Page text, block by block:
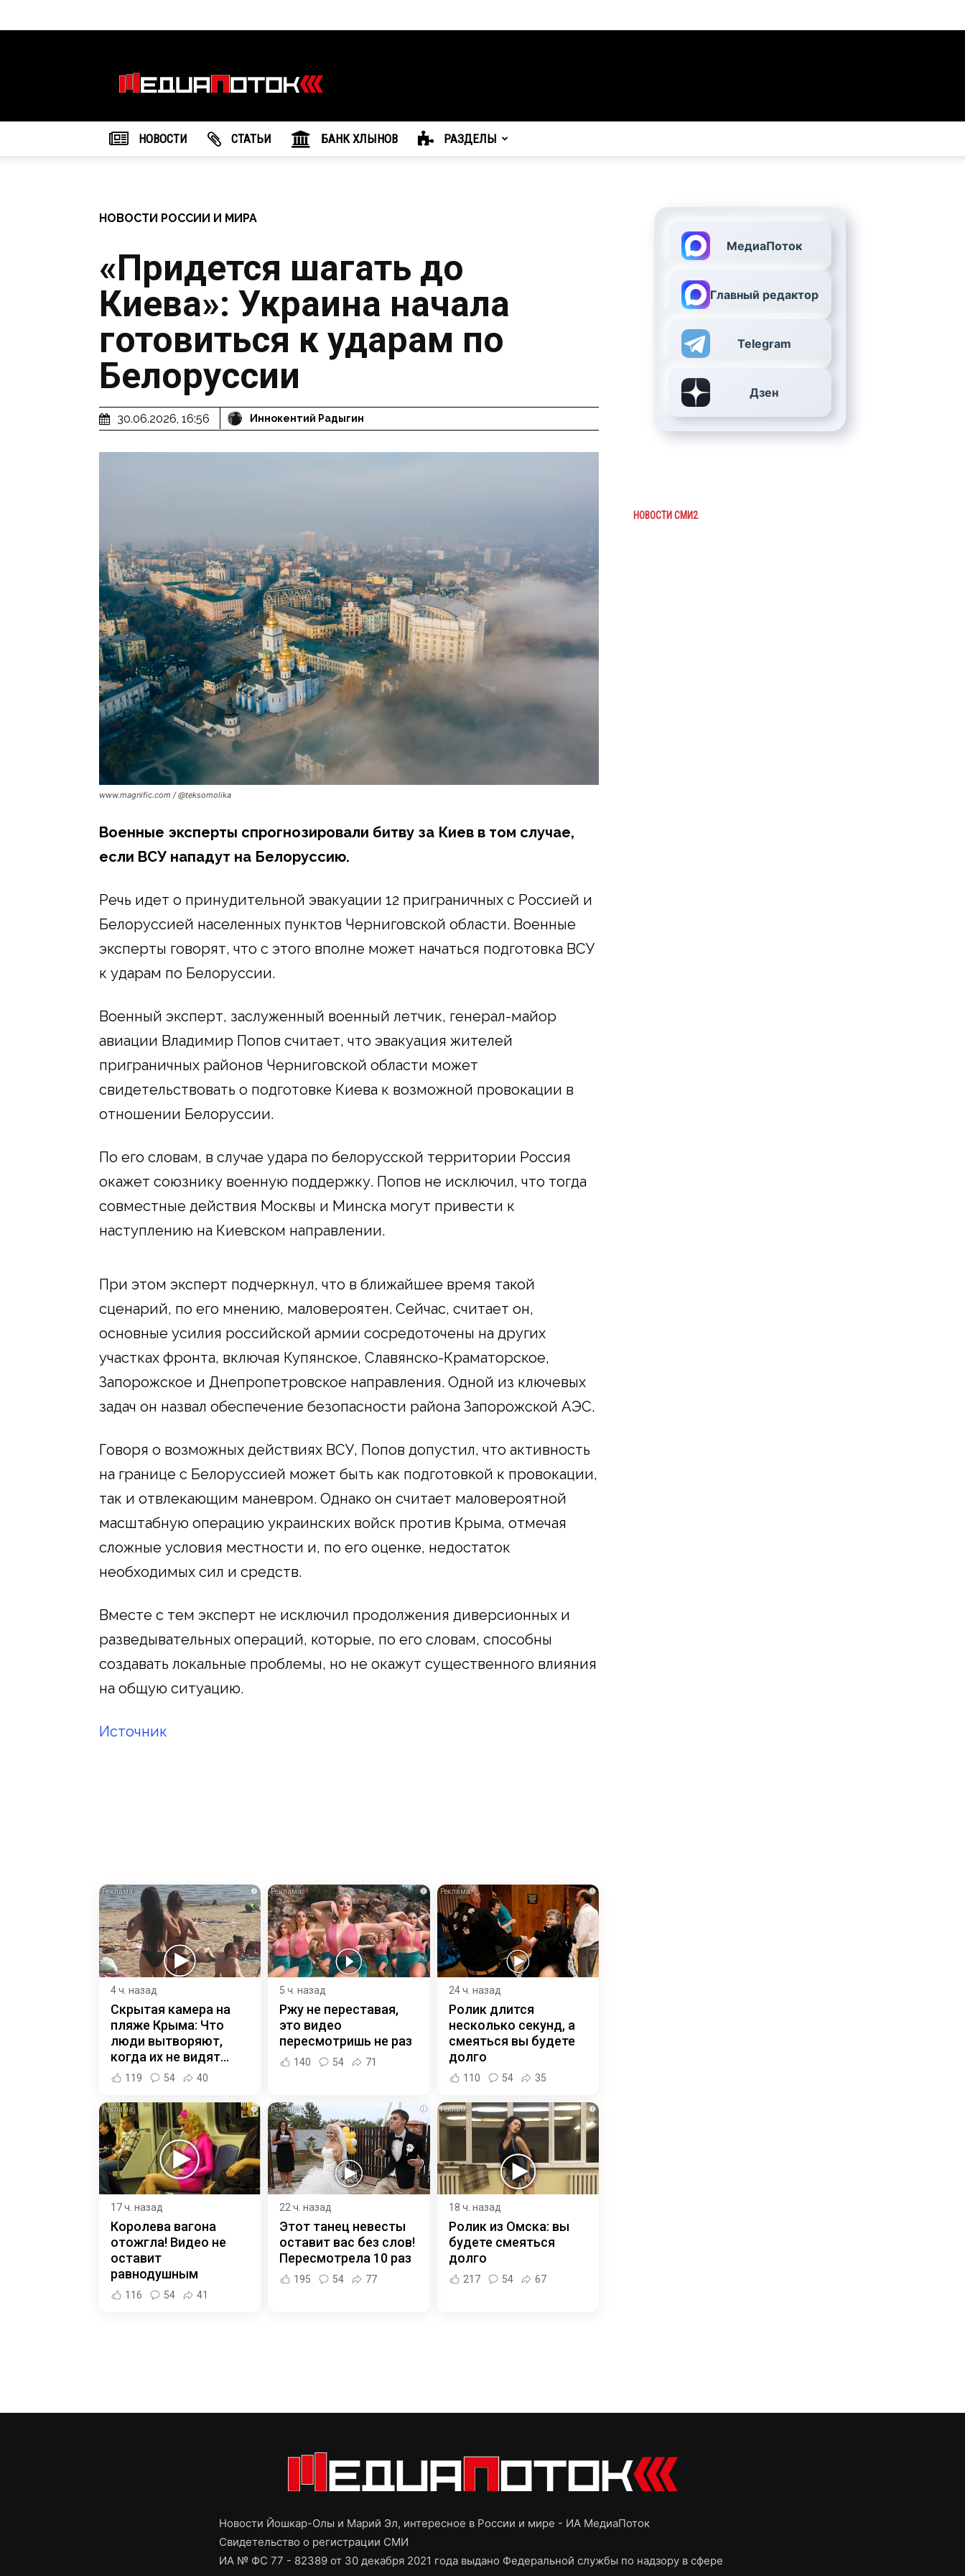
агентство
"МедиаПоток"
НОВОСТИ CТАТЬИ БАНК ХЛЫНОВ РАЗДЕЛЫ
НОВОСТИ РОССИИ И МИРА
«Придется шагать до
Киева»: Украина начала
готовиться к ударам по
Белоруссии
30.06.2026, 16:56 Иннокентий Радыгин
www.magnific.com / @teksomolika
Военные эксперты спрогнозировали битву за Киев в том случае,
если ВСУ нападут на Белоруссию.
Речь идет о принудительной эвакуации 12 приграничных с Россией и
Белоруссией населенных пунктов Черниговской области. Военные
эксперты говорят, что с этого вполне может начаться подготовка ВСУ
к ударам по Белоруссии.
Военный эксперт, заслуженный военный летчик, генерал-майор
авиации Владимир Попов считает, что эвакуация жителей
приграничных районов Черниговской области может
свидетельствовать о подготовке Киева к возможной провокации в
отношении Белоруссии.
По его словам, в случае удара по белорусской территории Россия
окажет союзнику военную поддержку. Попов не исключил, что тогда
совместные действия Москвы и Минска могут привести к
наступлению на Киевском направлении.
При этом эксперт подчеркнул, что в ближайшее время такой
сценарий, по его мнению, маловероятен. Сейчас, считает он,
основные усилия российской армии сосредоточены на других
участках фронта, включая Купянское, Славянско-Краматорское,
Запорожское и Днепропетровское направления. Одной из ключевых
задач он назвал обеспечение безопасности района Запорожской АЭС.
Говоря о возможных действиях ВСУ, Попов допустил, что активность
на границе с Белоруссией может быть как подготовкой к провокации,
так и отвлекающим маневром. Однако он считает маловероятной
масштабную операцию украинских войск против Крыма, отмечая
сложные условия местности и, по его оценке, недостаток
необходимых сил и средств.
Вместе с тем эксперт не исключил продолжения диверсионных и
разведывательных операций, которые, по его словам, способны
создавать локальные проблемы, но не окажут существенного влияния
на общую ситуацию.
Источник
i
4 ч. назад
Скрытая камера на
пляже Крыма: Что
люди вытворяют,
когда их не видят...
119 54 40
i
5 ч. назад
Ржу не переставая,
это видео
пересмотришь не раз
140 54 71
i
24 ч. назад
Ролик длится
несколько секунд, а
смеяться вы будете
долго
110 54 35
i
17 ч. назад
Королева вагона
отожгла! Видео не
оставит
равнодушным
116 54 41
i
22 ч. назад
Этот танец невесты
оставит вас без слов!
Пересмотрела 10 раз
195 54 77
i
18 ч. назад
Ролик из Омска: вы
будете смеяться
долго
217 54 67
МедиаПоток
Главный редактор
Telegram
Дзен
НОВОСТИ СМИ2
Новости Йошкар-Олы и Марий Эл, интересное в России и мире - ИА МедиаПоток
Свидетельство о регистрации СМИ
ИА № ФС 77 - 82389 от 30 декабря 2021 года выдано Федеральной службы по надзору в сфере